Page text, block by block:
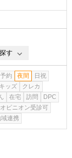
す
約 夜間
日祝
キッズ
クレカ
在宅 訪問
DPC
ピニオン受診可
連携